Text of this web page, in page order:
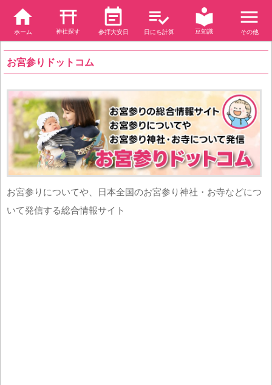
ホーム 神社探す 参拝大安日 日にち計算 豆知識 その他
お宮参りドットコム
お宮参りについてや、日本全国のお宮参り神社・お寺などにつ
いて発信する総合情報サイト